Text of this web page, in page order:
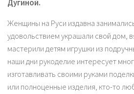
Дугиной.
Женщины на Руси издавна
удовольствием украшали свой дом,
мастерили детям игрушки из
наши дни рукоделие интересует
изготавливать своими руками
или полноценные изделия, кто-то